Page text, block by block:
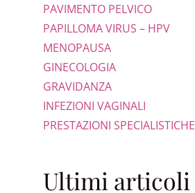
PAVIMENTO PELVICO
PAPILLOMA VIRUS – HPV
MENOPAUSA
GINECOLOGIA
GRAVIDANZA
INFEZIONI VAGINALI
PRESTAZIONI SPECIALISTICHE
Ultimi articoli